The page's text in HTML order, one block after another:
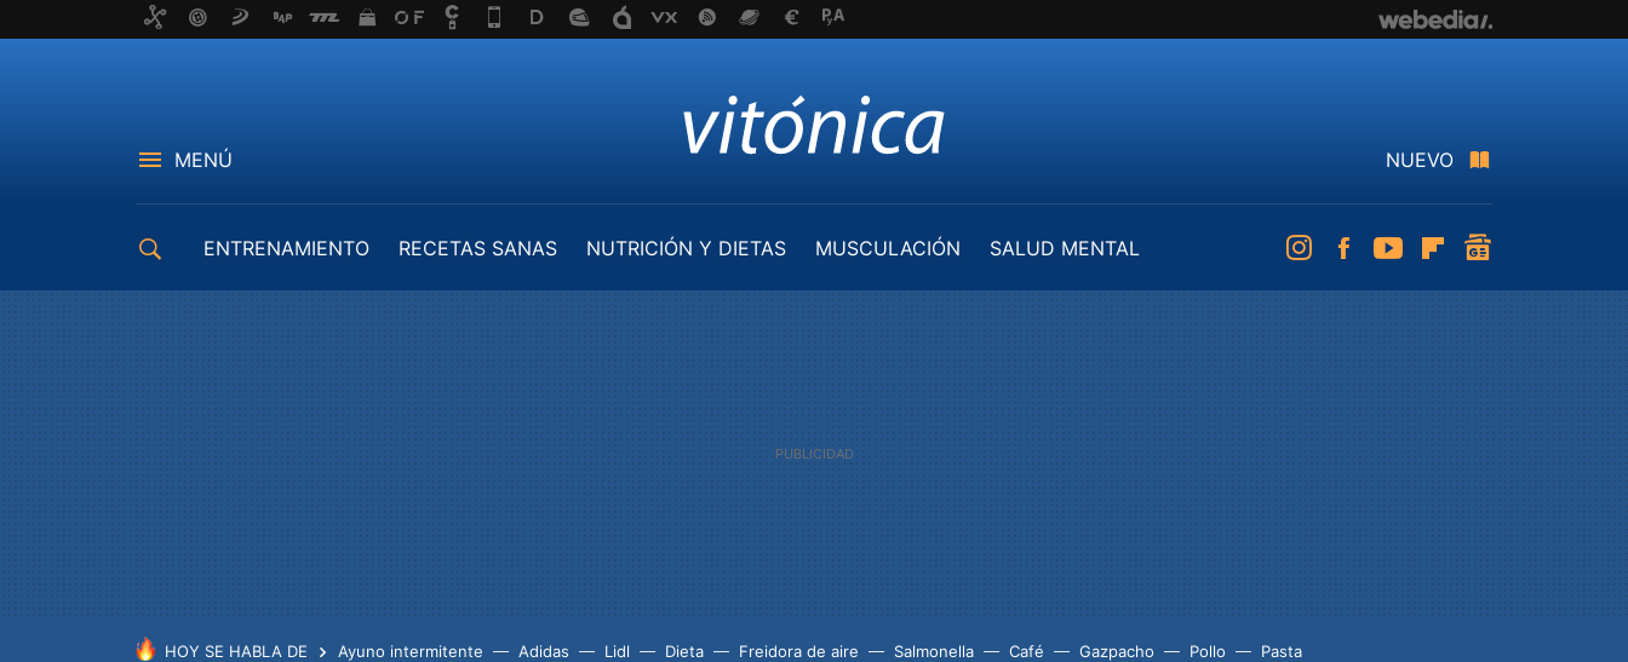
MENÚ NUEVO
ENTRENAMIENTO RECETAS SANAS NUTRICIÓN Y DIETAS MUSCULACIÓN
SALUD MENTAL
InstagramFacebookYoutubeFlipboard
HOY SE HABLA DE Ayuno intermitente Adidas Lidl Dieta Freidora de aire Salmonella Café Gazpacho Pollo Pasta